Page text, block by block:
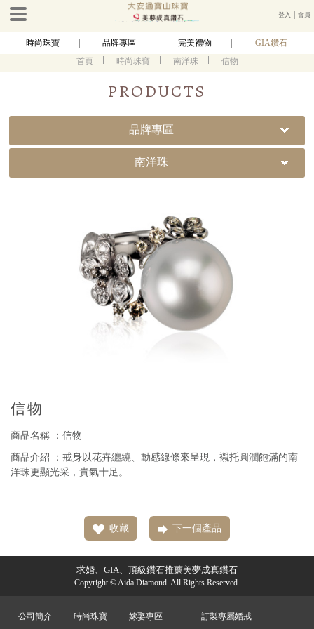
登入 │會員
時尚珠寶 品牌專區 完美禮物
GIA鑽石
首頁
時尚珠寶 南洋珠 信物
PRODUCTS
品牌專區
南洋珠
信物
商品名稱 ：信物
商品介紹 ：戒身以花卉纏繞、動感線條來呈現，襯托圓潤飽滿的南
洋珠更顯光采，貴氣十足。
收藏 下一個產品
求婚、GIA、頂級鑽石推薦美夢成真鑽石
Copyright © Aida Diamond. All Rights Reserved.
公司簡介 時尚珠寶 嫁娶專區 訂製專屬婚戒